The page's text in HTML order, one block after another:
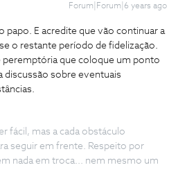
Forum|Forum|6 years ago
papo. E acredite que vão continuar a
o restante período de fidelização.
peremptória que coloque um ponto
discussão sobre eventuais
fácil, mas a cada obstáculo
seguir em frente. Respeito por
nada em troca... nem mesmo um